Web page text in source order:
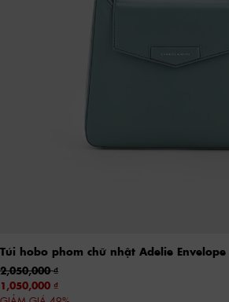
Túi hobo phom chữ nhật Adelie Envelope
2,050,000
1,050,000